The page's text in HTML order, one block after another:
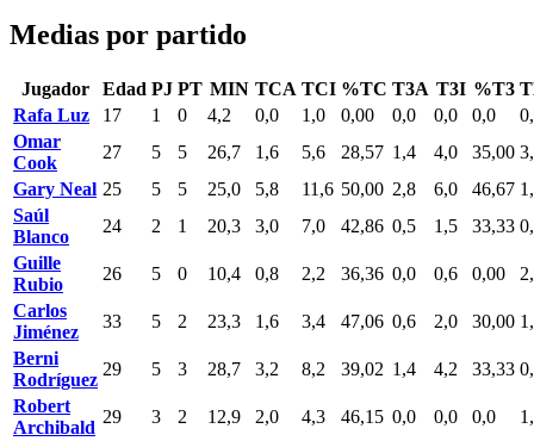
Medias por partido
Jugador Edad PJ PT MIN TCA TCI %TC T3A T3I %T3
Rafa Luz
17 1 0 4,2 0,0 1,0 0,00 0,0 0,0 0,0
Omar
Cook
27 5 5 26,7 1,6 5,6 28,57 1,4 4,0 35,00
Gary Neal 25 5 5 25,0 5,8 11,6 50,00 2,8 6,0 46,67
Saúl
Blanco
24 2 1 20,3 3,0 7,0 42,86 0,5 1,5 33,33
Guille
Rubio
26 5 0 10,4 0,8 2,2 36,36 0,0 0,6 0,00
Carlos
Jiménez
33 5 2 23,3 1,6 3,4 47,06 0,6 2,0 30,00
Berni
Rodríguez
29 5 3 28,7 3,2 8,2 39,02 1,4 4,2 33,33
Robert
Archibald
29 3 2 12,9 2,0 4,3 46,15 0,0 0,0 0,0